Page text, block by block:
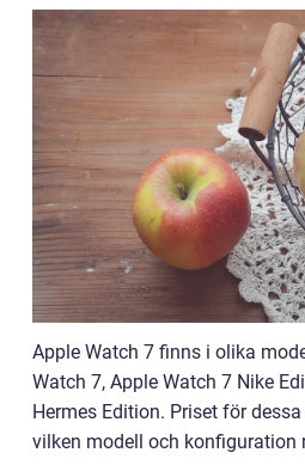
Apple Watch 7 finns i olika
Watch 7, Apple Watch 7 Nike
Hermes Edition. Priset för
vilken modell och konfiguration